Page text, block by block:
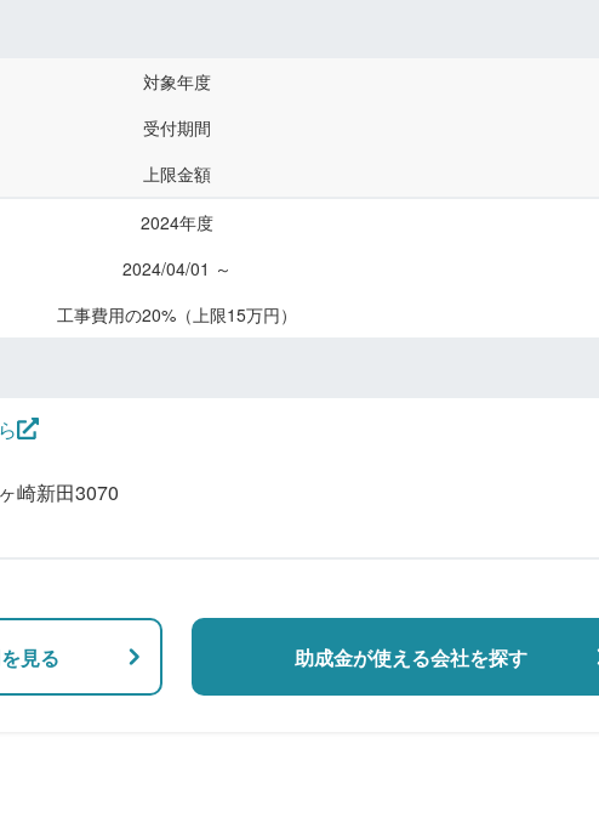
対象年度
受付期間
上限金額
2024年度
2024/04/01 ～
工事費用の20%（上限15万円）
崎新田3070
見る 助成金が使える会社を探す